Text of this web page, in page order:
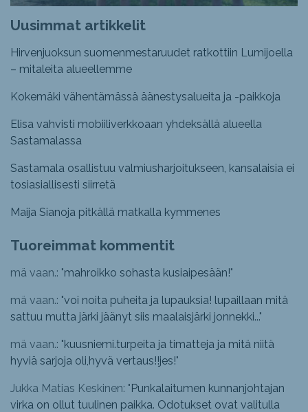
Uusimmat artikkelit
Hirvenjuoksun suomenmestaruudet ratkottiin Lumijoella
– mitaleita alueellemme
Kokemäki vähentämässä äänestysalueita ja -paikkoja
Elisa vahvisti mobiiliverkkoaan yhdeksällä alueella
Sastamalassa
Sastamala osallistuu valmiusharjoitukseen, kansalaisia ei
tosiasiallisesti siirretä
Maija Sianoja pitkällä matkalla kymmenes
Tuoreimmat kommentit
mä vaan.: "mahroikko sohasta kusiaipesään!"
mä vaan.: "voi noita puheita ja lupauksia! lupaillaan mitä
sattuu mutta järki jäänyt siis maalaisjärki jonnekki..."
mä vaan.: "kuusniemi.turpeita ja timatteja ja mitä niitä
hyviä sarjoja oli,hyvä vertaus!!jes!"
Jukka Matias Keskinen: "Punkalaitumen kunnanjohtajan
virka on ollut tuulinen paikka. Odotukset ovat valitulla